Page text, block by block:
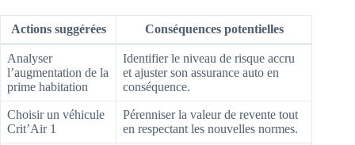
Actions suggérées Conséquences potentielles
Analyser
l’augmentation de la
prime habitation
Identifier le niveau de risque accru
et ajuster son assurance auto en
conséquence.
Choisir un véhicule
Crit’Air 1
Pérenniser la valeur de revente tout
en respectant les nouvelles normes.